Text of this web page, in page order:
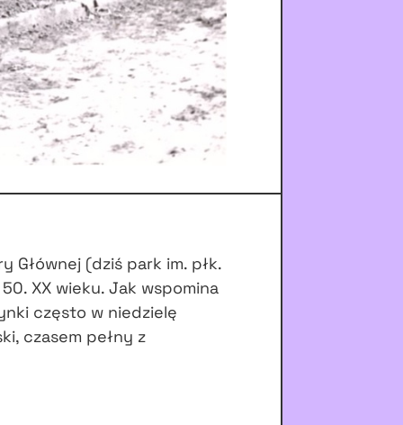
Głównej (dziś park im. płk.
XX wieku. Jak wspomina
często w niedzielę
czasem pełny z